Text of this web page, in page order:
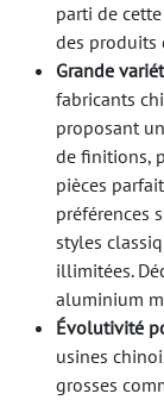
parti de
des produits
Grande
fabricants
proposant
de finitions,
pièces
préférences
styles
illimitées.
aluminium
Évolutivité
usines
grosses